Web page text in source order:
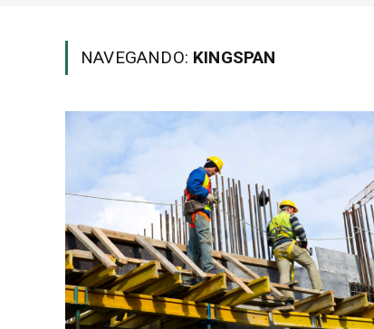
NAVEGANDO: KINGSPAN